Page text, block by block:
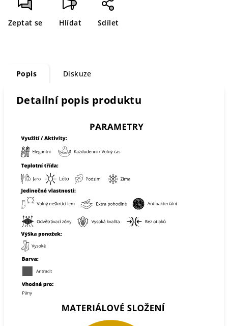
Zeptat se Hlídat Sdílet
Popis Diskuze
Detailní popis produktu